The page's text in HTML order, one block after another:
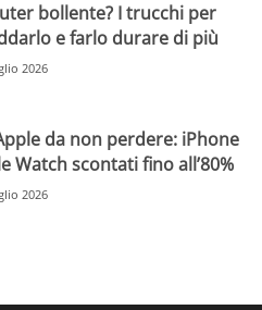
bollente? I trucchi per
e farlo durare di più
2026
da non perdere: iPhone
Watch scontati fino all’80%
2026